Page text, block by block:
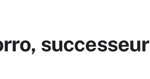
successeur